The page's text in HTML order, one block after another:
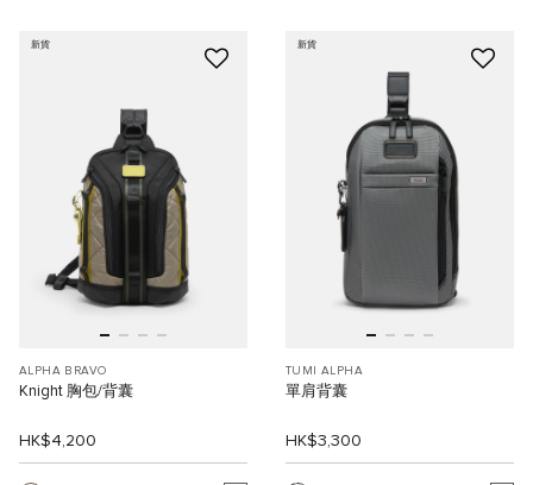
新貨
ALPHA BRAVO
Knight 胸包/背囊
HK$4,200
新貨
TUMI ALPHA
單肩背囊
HK$3,300